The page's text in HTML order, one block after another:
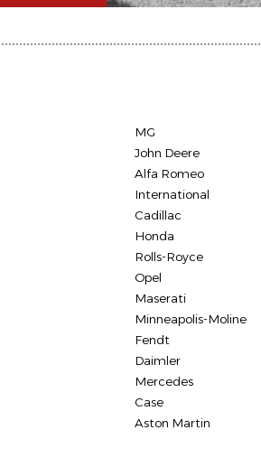
MG
John Deere
Alfa Romeo
International
Cadillac
Honda
Rolls-Royce
Opel
Maserati
Minneapolis-Moline
Fendt
Daimler
Mercedes
Case
Aston Martin